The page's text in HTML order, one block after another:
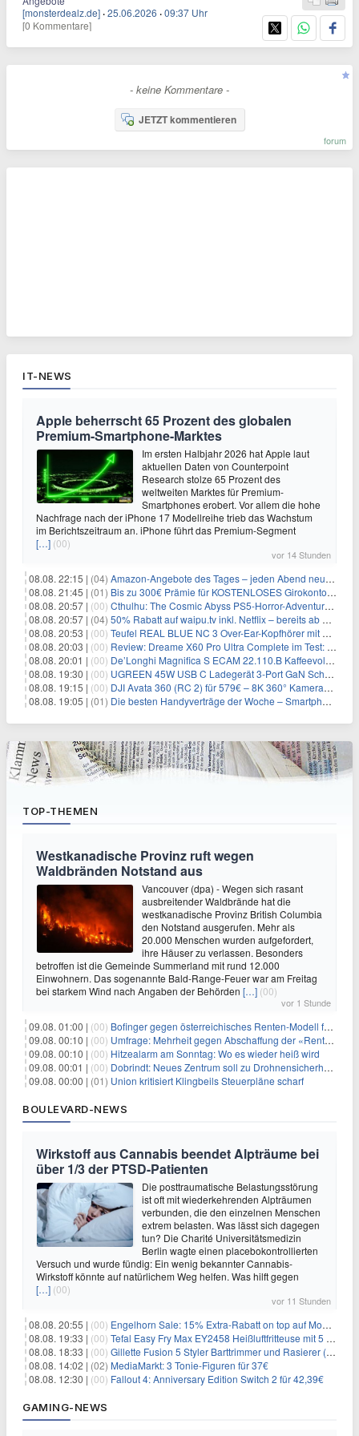
[monsterdealz.de] ·25.06.2026 ·09:37 Uhr
[0 Kommentare]
- keine Kommentare -
JETZT kommentieren
forum
IT-NEWS
Apple beherrscht 65 Prozent des globalen
Premium-Smartphone-Marktes
Im ersten Halbjahr 2026 hat Apple laut
aktuellen Daten von Counterpoint
Research stolze 65 Prozent des
weltweiten Marktes für Premium-
Smartphones erobert. Vor allem die hohe
Nachfrage nach der iPhone 17 Modellreihe trieb das Wachstum
im Berichtszeitraum an. iPhone führt das Premium-Segment
[…] (00)
vor 14 Stunden
08.08. 22:15 | (04) Amazon-Angebote des Tages – jeden Abend neue Deals zum Stöbern
08.08. 21:45 | (01) Bis zu 300€ Prämie für KOSTENLOSES Girokonto bei der Santander – 50€ schon nach 1 Woche!
08.08. 20:57 | (00) Cthulhu: The Cosmic Abyss PS5-Horror-Adventure für 27,99€
08.08. 20:57 | (04) 50% Rabatt auf waipu.tv inkl. Netflix – bereits ab 9€/Monat (statt 17,99€)
08.08. 20:53 | (00) Teufel REAL BLUE NC 3 Over-Ear-Kopfhörer mit ANC für 149,99€
08.08. 20:03 | (00) Review: Dreame X60 Pro Ultra Complete im Test: 42.000 Pa, 100 °C Moppwäsche & erstaunlich viel Technik in nur 8,9 cm Höhe
08.08. 20:01 | (00) De’Longhi Magnifica S ECAM 22.110.B Kaffeevollautomat für 269€
08.08. 19:30 | (00) UGREEN 45W USB C Ladegerät 3-Port GaN Schnellladegerät für 12,96€
08.08. 19:15 | (00) DJI Avata 360 (RC 2) für 579€ – 8K 360° Kameradrohne
08.08. 19:05 | (01) Die besten Handyverträge der Woche – Smartphone-Tarife & SIM-Only im Überblick
TOP-THEMEN
Westkanadische Provinz ruft wegen
Waldbränden Notstand aus
Vancouver (dpa) - Wegen sich rasant
ausbreitender Waldbrände hat die
westkanadische Provinz British Columbia
den Notstand ausgerufen. Mehr als
20.000 Menschen wurden aufgefordert,
ihre Häuser zu verlassen. Besonders
betroffen ist die Gemeinde Summerland mit rund 12.000
Einwohnern. Das sogenannte Bald-Range-Feuer war am Freitag
bei starkem Wind nach Angaben der Behörden […] (00)
vor 1 Stunde
09.08. 01:00 | (00) Bofinger gegen österreichisches Renten-Modell für Schwerarbeiter
09.08. 00:10 | (00) Umfrage: Mehrheit gegen Abschaffung der «Rente mit 63»
09.08. 00:10 | (00) Hitzealarm am Sonntag: Wo es wieder heiß wird
09.08. 00:01 | (00) Dobrindt: Neues Zentrum soll zu Drohnensicherheit forschen
09.08. 00:00 | (01) Union kritisiert Klingbeils Steuerpläne scharf
BOULEVARD-NEWS
Wirkstoff aus Cannabis beendet Alpträume bei
über 1/3 der PTSD-Patienten
Die posttraumatische Belastungsstörung
ist oft mit wiederkehrenden Alpträumen
verbunden, die den einzelnen Menschen
extrem belasten. Was lässt sich dagegen
tun? Die Charité Universitätsmedizin
Berlin wagte einen placebokontrollierten
Versuch und wurde fündig: Ein wenig bekannter Cannabis-
Wirkstoff könnte auf natürlichem Weg helfen. Was hilft gegen
[…] (00)
vor 11 Stunden
08.08. 20:55 | (00) Engelhorn Sale: 15% Extra-Rabatt on top auf Mode- und Sport-Artikel
08.08. 19:33 | (00) Tefal Easy Fry Max EY2458 Heißluftfritteuse mit 5 Litern für 64,99€
08.08. 18:33 | (00) Gillette Fusion 5 Styler Barttrimmer und Rasierer (All in One) für 16€
08.08. 14:02 | (02) MediaMarkt: 3 Tonie-Figuren für 37€
08.08. 12:30 | (00) Fallout 4: Anniversary Edition Switch 2 für 42,39€
GAMING-NEWS